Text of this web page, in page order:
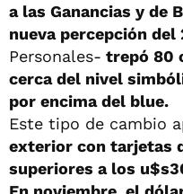
a las Ganancias y de
nueva percepción del
Personales- trepó 80
cerca del nivel
por encima del blue.
Este tipo de cambio
exterior con tarjetas
superiores a los